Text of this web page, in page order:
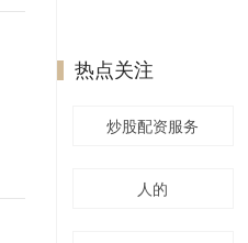
热点关注
炒股配资服务
人的